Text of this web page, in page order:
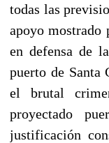
todas las
apoyo mostrado
en defensa de
puerto de Santa
el brutal
proyectado
justificación